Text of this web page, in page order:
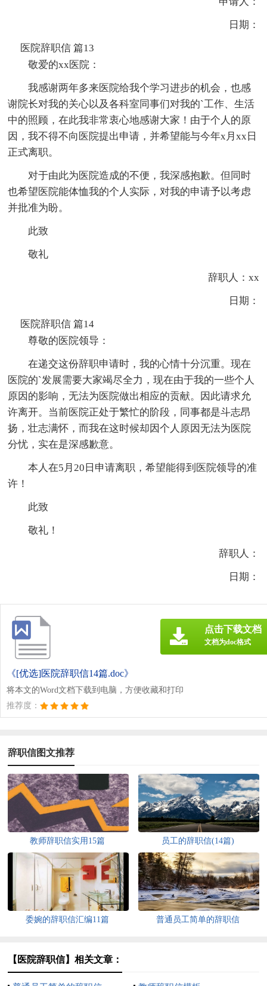
日期：
医院辞职信 篇13
敬爱的xx医院：
我感谢两年多来医院给我个学习进步的机会，也感
谢院长对我的关心以及各科室同事们对我的`工作、生活
中的照顾，在此我非常衷心地感谢大家！由于个人的原
因，我不得不向医院提出申请，并希望能与今年x月xx日
正式离职。
对于由此为医院造成的不便，我深感抱歉。但同时
也希望医院能体恤我的个人实际，对我的申请予以考虑
并批准为盼。
此致
敬礼
辞职人：xx
日期：
医院辞职信 篇14
尊敬的医院领导：
在递交这份辞职申请时，我的心情十分沉重。现在
医院的`发展需要大家竭尽全力，现在由于我的一些个人
原因的影响，无法为医院做出相应的贡献。因此请求允
许离开。当前医院正处于繁忙的阶段，同事都是斗志昂
扬，壮志满怀，而我在这时候却因个人原因无法为医院
分忧，实在是深感歉意。
本人在5月20日申请离职，希望能得到医院领导的准
许！
此致
敬礼！
辞职人：
日期：
《[优选]医院辞职信14篇.doc》
将本文的Word文档下载到电脑，方便收藏和打印
推荐度：
点击下载文档
文档为doc格式
辞职信图文推荐
教师辞职信实用15篇 员工的辞职信(14篇)
委婉的辞职信汇编11篇 普通员工简单的辞职信
【医院辞职信】相关文章：